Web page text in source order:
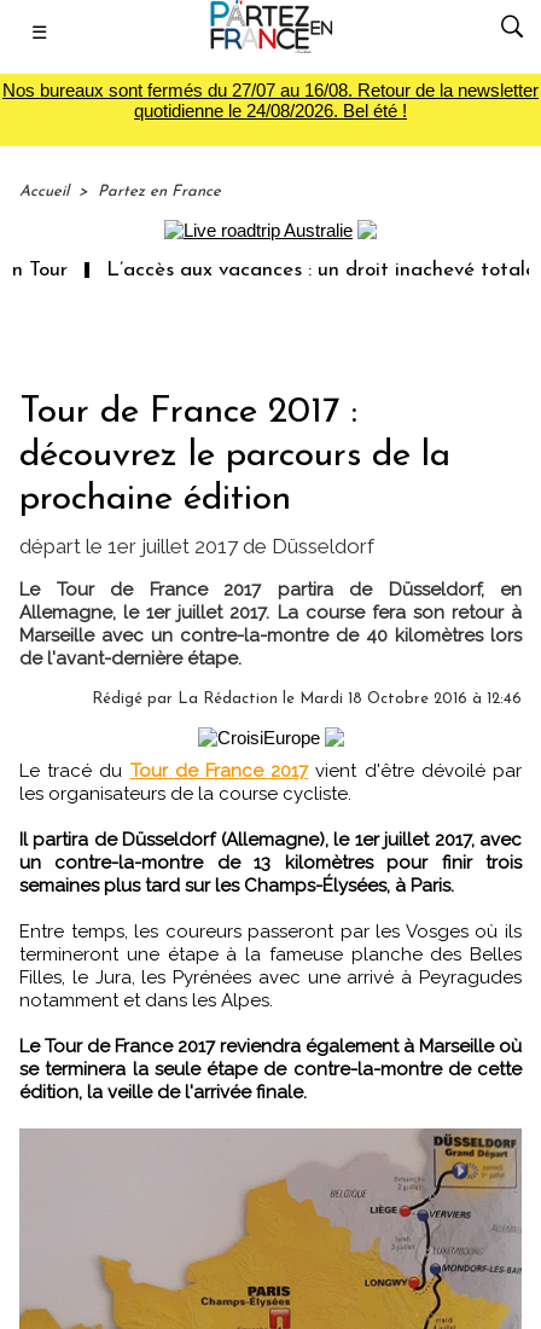
☰
Nos bureaux sont fermés du 27/07 au 16/08. Retour de la newsletter
quotidienne le 24/08/2026. Bel été !
Accueil > Partez en France
L’accès aux vacances : un droit inachevé totalement
Tour de France 2017 :
découvrez le parcours de la
prochaine édition
départ le 1er juillet 2017 de Düsseldorf
Le Tour de France 2017 partira de Düsseldorf, en
Allemagne, le 1er juillet 2017. La course fera son retour à
Marseille avec un contre-la-montre de 40 kilomètres lors
de l'avant-dernière étape.
Rédigé par La Rédaction le Mardi 18 Octobre 2016 à 12:46
Le tracé du Tour de France 2017vient d'être dévoilé par
les organisateurs de la course cycliste.
Il partira de Düsseldorf (Allemagne), le 1er juillet 2017, avec
un contre-la-montre de 13 kilomètres pour finir trois
semaines plus tard sur les Champs-Élysées, à Paris.
Entre temps, les coureurs passeront par les Vosges où ils
termineront une étape à la fameuse planche des Belles
Filles, le Jura, les Pyrénées avec une arrivé à Peyragudes
notamment et dans les Alpes.
Le Tour de France 2017 reviendra également à Marseille où
se terminera la seule étape de contre-la-montre de cette
édition, la veille de l'arrivée finale.